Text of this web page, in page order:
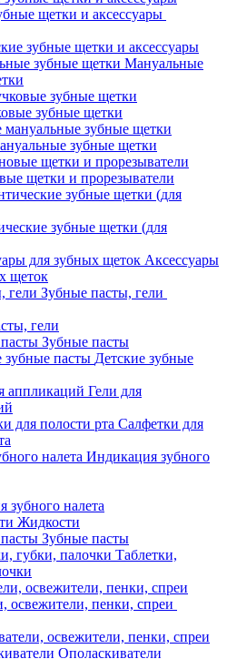
щетки и аксессуары
зубные щетки и аксессуары
Мануальные
зубные щетки
зубные щетки
щетки и прорезыватели
зубные щетки (для
Аксессуары
щеток
Зубные пасты, гели
гели
Зубные пасты
Детские зубные
Гели для
Салфетки для
Индикация зубного
зубного налета
Жидкости
Зубные пасты
Таблетки,
освежители, пенки, спреи
освежители, пенки, спреи
Ополаскиватели